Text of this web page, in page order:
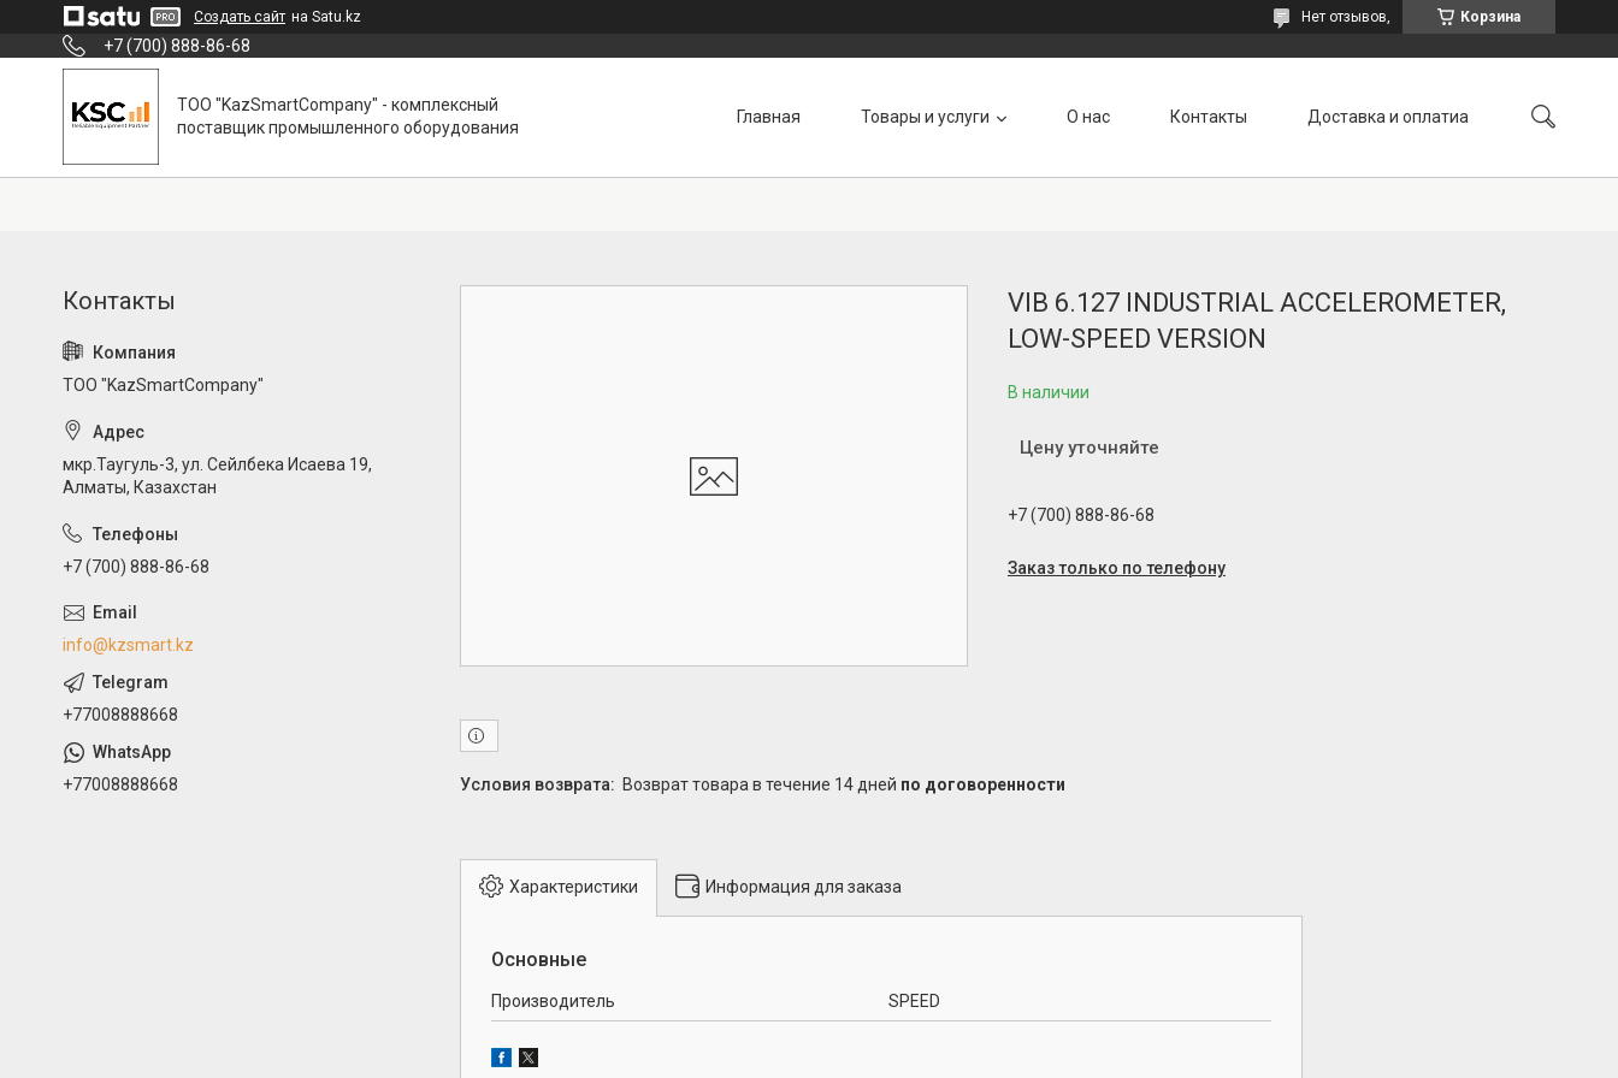
Создать сайт на Satu.kz Корзина
Нет отзывов,
+7 (700) 888-86-68
ТОО "KazSmartCompany" - комплексный
поставщик промышленного оборудования
Главная Товары и услуги О нас Контакты Доставка и оплатиа
VIB 6.127 INDUSTRIAL ACCELEROMETER,
LOW-SPEED VERSION
В наличии
Цену уточняйте
+7 (700) 888-86-68
Заказ только по телефону
возврат товара в течение 14 дней по договоренности
Характеристики Информация для заказа
Основные
Производитель SPEED
ТОО "KazSmartCompany"
мкр.Таугуль-3, ул. Сейлбека Исаева 19,
Алматы, Казахстан
+7 (700) 888-86-68
info@kzsmart.kz
+77008888668
+77008888668